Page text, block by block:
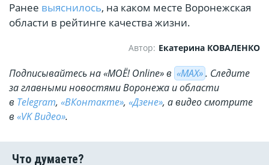
Ранее выяснилось, на каком месте Воронежская
области в рейтинге качества жизни.
Автор: Екатерина КОВАЛЕНКО
Подписывайтесь на «МОЁ! Online» в «МАХ». Cледите
за главными новостями Воронежа и области
в Telegram, «ВКонтакте», «Дзене», а видео смотрите
в «VK Видео».